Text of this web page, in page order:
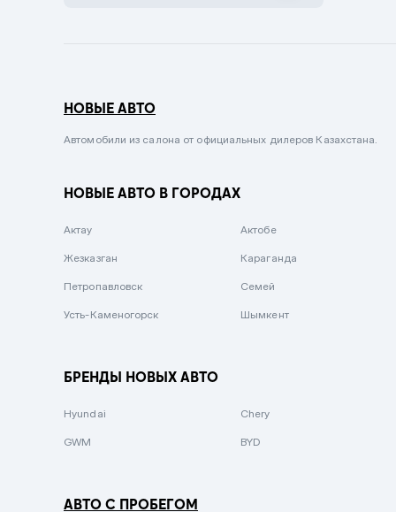
Сиреневый металлик
Вишневый
Зеленый металлик
НОВЫЕ АВТО
Автомобили из салона от официальных дилеров Казахстана.
НОВЫЕ АВТО В ГОРОДАХ
Актау Актобе
Жезказган Караганда
Петропавловск Семей
Усть-Каменогорск Шымкент
БРЕНДЫ НОВЫХ АВТО
Hyundai Chery
GWM BYD
АВТО С ПРОБЕГОМ